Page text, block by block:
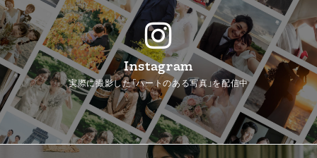
Instagram
実際に撮影した「ハートのある写真」を配信中